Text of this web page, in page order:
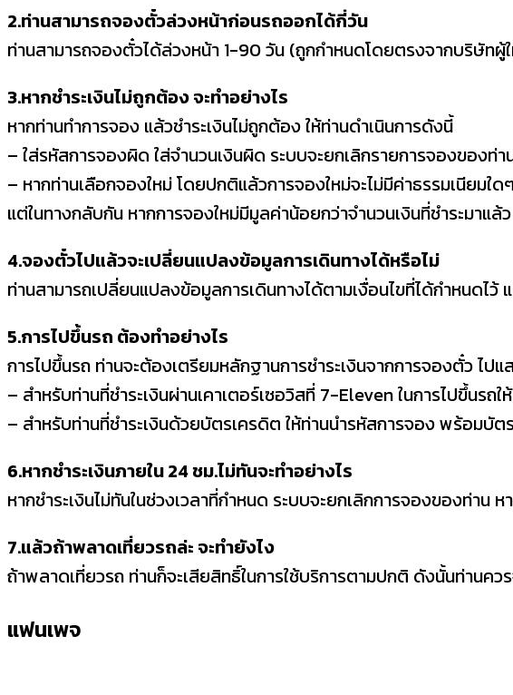
2.ท่านสามารถจองตั๋วล่วงหน้าก่อนรถออกได้กี่วัน
ท่านสามารถจองตั๋วได้ล่วงหน้า 1-90 วัน (ถูกกำหนดโดยตรงจากบริษัท
3.หากชำระเงินไม่ถูกต้อง จะทำอย่างไร
หากท่านทำการจอง แล้วชำระเงินไม่ถูกต้อง ให้ท่านดำเนินการดังนี้
– ใส่รหัสการจองผิด ใส่จำนวนเงินผิด ระบบจะยกเลิกรายการจองขอ
– หากท่านเลือกจองใหม่ โดยปกติแล้วการจองใหม่จะไม่มีค่าธรรมเนียมใ
แต่ในทางกลับกัน หากการจองใหม่มีมูลค่าน้อยกว่าจำนวนเงินที่ชำระมาแ
4.จองตั๋วไปแล้วจะเปลี่ยนแปลงข้อมูลการเดินทางได้หรือไม่
ท่านสามารถเปลี่ยนแปลงข้อมูลการเดินทางได้ตามเงื่อนไขที่ได้กำหนดไว้
5.การไปขึ้นรถ ต้องทำอย่างไร
การไปขึ้นรถ ท่านจะต้องเตรียมหลักฐานการชำระเงินจากการจองตั๋ว
– สำหรับท่านที่ชำระเงินผ่านเคาเตอร์เซอวิสที่ 7-Eleven ในการไปขึ้นร
– สำหรับท่านที่ชำระเงินด้วยบัตรเครดิต ให้ท่านนำรหัสการจอง พร้อมบั
6.หากชำระเงินภายใน 24 ชม.ไม่ทันจะทำอย่างไร
หากชำระเงินไม่ทันในช่วงเวลาที่กำหนด ระบบจะยกเลิกการจองของท่า
7.แล้วถ้าพลาดเที่ยวรถล่ะ จะทำยังไง
ถ้าพลาดเที่ยวรถ ท่านก็จะเสียสิทธิ์ในการใช้บริการตามปกติ ดังนั้นท่านค
แฟนเพจ